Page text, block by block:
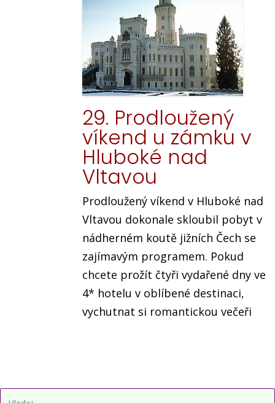
29. Prodloužený
víkend u zámku v
Hluboké nad
Vltavou
Prodloužený víkend v Hluboké nad
Vltavou dokonale skloubil pobyt v
nádherném koutě jižních Čech se
zajímavým programem. Pokud
chcete prožít čtyři vydařené dny ve
4* hotelu v oblíbené destinaci,
vychutnat si romantickou večeři